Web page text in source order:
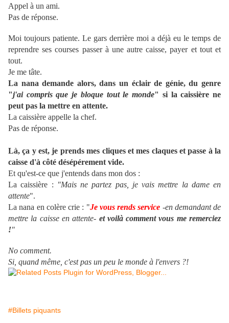
Appel à un ami.
Pas de réponse.
Moi toujours patiente. Le gars derrière moi a déjà eu le temps de
reprendre ses courses passer à une autre caisse, payer et tout et
tout.
Je me tâte.
La nana demande alors, dans un éclair de génie, du genre
"j'ai compris que je bloque tout le monde" si la caissière ne
peut pas la mettre en attente.
La caissière appelle la chef.
Pas de réponse.
Là, ça y est, je prends mes cliques et mes claques et passe à la
caisse d'à côté désépérement vide.
Et qu'est-ce que j'entends dans mon dos :
La caissière : "Mais ne partez pas, je vais mettre la dame en
attente".
La nana en colère crie : "Je vous rends service -en demandant de
mettre la caisse en attente- et voilà comment vous me remerciez
!"
No comment.
Si, quand même, c'est pas un peu le monde à l'envers ?!
#Billets piquants